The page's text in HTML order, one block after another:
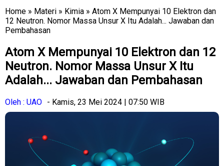
Home » Materi » Kimia » Atom X Mempunyai 10 Elektron dan
12 Neutron. Nomor Massa Unsur X Itu Adalah... Jawaban dan
Pembahasan
Atom X Mempunyai 10 Elektron dan 12
Neutron. Nomor Massa Unsur X Itu
Adalah... Jawaban dan Pembahasan
Oleh : UAO - Kamis, 23 Mei 2024 | 07:50 WIB